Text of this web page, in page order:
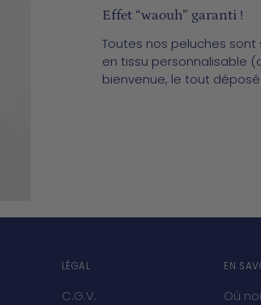
­­Effet “waouh” garanti !
Toutes nos peluches
en tissu personnalisable
bienvenue, le tout
LÉGAL
C.G.V.
EN
Où